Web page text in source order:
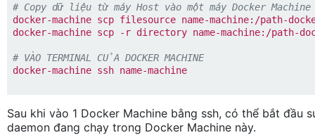
# Copy dữ liệu từ máy Host vào một máy Docker Machine
docker-machine scp filesource name-machine:/path-
docker-machine scp -r directory name-machine:/path-
# VÀO TERMINAL CỦA DOCKER MACHINE
docker-machine ssh name-machine
Sau khi vào 1 Docker Machine bằng ssh, có thể bắt
daemon đang chạy trong Docker Machine này.